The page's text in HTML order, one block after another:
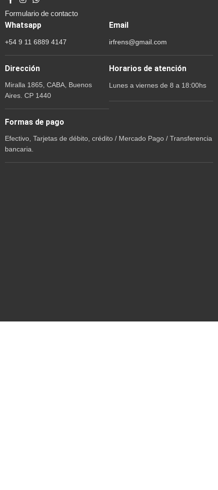
Formulario de contacto
Whatsapp
+54 9 11 6889 4147
Email
irfrens@gmail.com
Dirección
Miralla 1865, CABA, Buenos
Aires. CP 1440
Horarios de atención
Lunes a viernes de 8 a 18:00hs
Formas de pago
Efectivo, Tarjetas de débito, crédito / Mercado Pago / Transferencia
bancaria.